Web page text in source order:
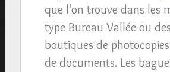
que l’on trouve dans les
type Bureau Vallée ou des
boutiques de
de documents. Les